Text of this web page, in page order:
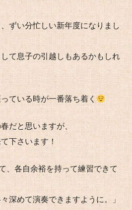
ずい分忙しい新年度になりまし
て息子の引越しもあるかもしれ
ている時が一番落ち着く
だと思いますが、
下さいます！
、各自余裕を持って練習できて
深めて演奏できますように。」